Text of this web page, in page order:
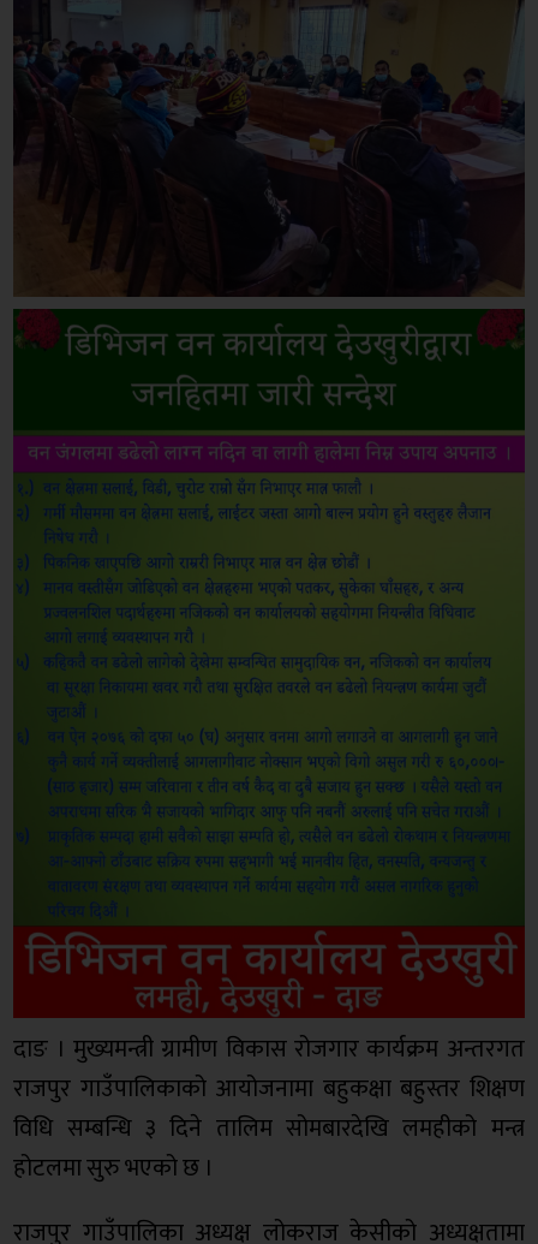
दाङ । मुख्यमन्त्री ग्रामीण विकास रोजगार कार्यक्रम अन्तरगत
राजपुर गाउँपालिकाको आयोजनामा बहुकक्षा बहुस्तर शिक्षण
विधि सम्बन्धि ३ दिने तालिम सोमबारदेखि लमहीको मन्त्र
होटलमा सुरु भएको छ ।
राजपुर गाउँपालिका अध्यक्ष लोकराज केसीको अध्यक्षतामा